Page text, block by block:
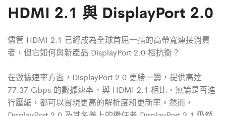
HDMI 2.1 與 DisplayPort 2.0
儘管 HDMI 2.1 已經成為全球首屈一指的高帶寬連接消費
者，但它如何與新產品 DisplayPort 2.0 相抗衡？
在數據速率方面，DisplayPort 2.0 更勝一籌，提供高達
77.37 Gbps 的數據速率，與 HDMI 2.1 相比，無論是否進
行壓縮，都可以實現更高的解析度和更新率。然而，